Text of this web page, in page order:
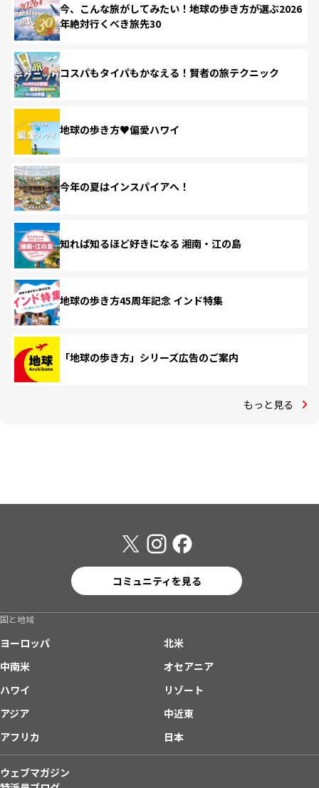
今、こんな旅がしてみたい！地球の歩き方が選ぶ2026
年絶対行くべき旅先30
コスパもタイパもかなえる！賢者の旅テクニック
地球の歩き方♥偏愛ハワイ
今年の夏はインスパイアへ！
知れば知るほど好きになる 湘南・江の島
地球の歩き方45周年記念 インド特集
「地球の歩き方」シリーズ広告のご案内
もっと見る
コミュニティを見る
国と地域
ヨーロッパ
北米
中南米
オセアニア
ハワイ
リゾート
アジア
中近東
アフリカ
日本
ウェブマガジン